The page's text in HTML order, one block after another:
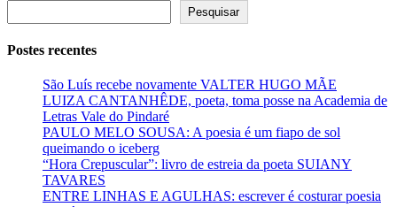
Pesquisar
Postes recentes
São Luís recebe novamente VALTER HUGO MÃE
LUIZA CANTANHÊDE, poeta, toma posse na Academia de
Letras Vale do Pindaré
PAULO MELO SOUSA: A poesia é um fiapo de sol
queimando o iceberg
“Hora Crepuscular”: livro de estreia da poeta SUIANY
TAVARES
ENTRE LINHAS E AGULHAS: escrever é costurar poesia